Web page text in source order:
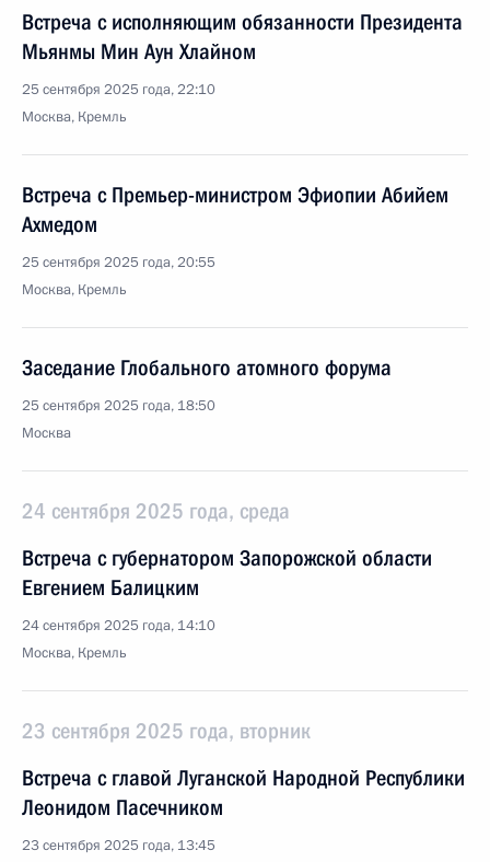
Встреча с исполняющим обязанности Президента
Мьянмы Мин Аун Хлайном
25 сентября 2025 года, 22:10
Москва, Кремль
Встреча с Премьер-министром Эфиопии Абийем
Ахмедом
25 сентября 2025 года, 20:55
Москва, Кремль
Заседание Глобального атомного форума
25 сентября 2025 года, 18:50
Москва
24 сентября 2025 года, среда
Встреча с губернатором Запорожской области
Евгением Балицким
24 сентября 2025 года, 14:10
Москва, Кремль
23 сентября 2025 года, вторник
Встреча с главой Луганской Народной Республики
Леонидом Пасечником
23 сентября 2025 года, 13:45